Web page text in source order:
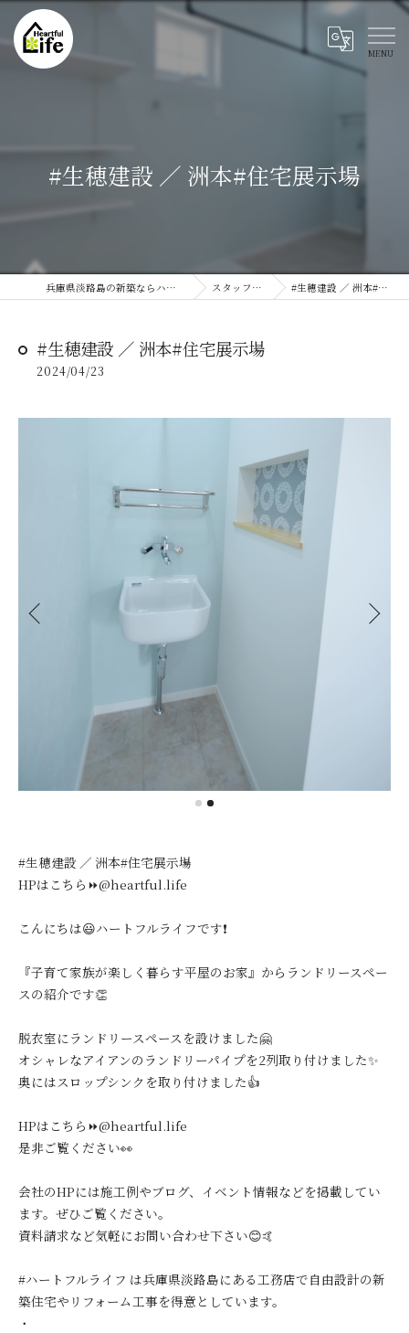
#生穂建設 ／ 洲本#住宅展示場
兵庫県淡路島の新築ならハートフルライフ スタッフブログ #生穂建設 ／ 洲本#住宅展示場
#生穂建設 ／ 洲本#住宅展示場
2024/04/23
#生穂建設 ／ 洲本#住宅展示場
HPはこちら⏩@heartful.life
こんにちは😃ハートフルライフです❗️
『子育て家族が楽しく暮らす平屋のお家』からランドリースペー
スの紹介です👏
脱衣室にランドリースペースを設けました🤗
オシャレなアイアンのランドリーパイプを2列取り付けました✨
奥にはスロップシンクを取り付けました👍
HPはこちら⏩@heartful.life
是非ご覧ください👀
会社のHPには施工例やブログ、イベント情報などを掲載してい
ます。ぜひご覧ください。
資料請求など気軽にお問い合わせ下さい😊🤙
#ハートフルライフ は兵庫県淡路島にある工務店で自由設計の新
築住宅やリフォーム工事を得意としています。
・